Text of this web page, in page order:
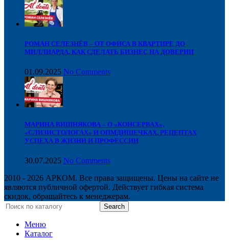
РОМАН СЕЛЕЗНЁВ – ОТ ОФИСА В КВАРТИРЕ ДО
МИЛЛИАРДА, КАК СДЕЛАТЬ БИЗНЕС НА ДОВЕРИИ
01.09.2025 No Comments
МАРИНА ВИШНЯКОВА – О «КОНСЕРВАХ»,
«СЛИЗИСТОЛОГАХ» И ОПМДИШЕЧКАХ, РЕЦЕПТАХ
УСПЕХА В ЖИЗНИ И ПРОФЕССИИ
30.07.2025 No Comments
2010 - 2026 АРКОМ. Все права защищены. Цены на сайте не
являются публичной офертой. Действует гибкая система
скидок, обращайтесь к менеджерам.
Search
Меню
Каталог